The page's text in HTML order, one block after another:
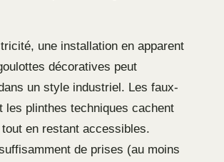
une installation en apparent
décoratives peut
un style industriel. Les faux-
les plinthes techniques cachent
en restant accessibles.
de prises (au moins